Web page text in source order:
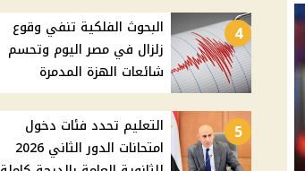
4
البحوث الفلكية تنفي وقوع
زلزال في مصر اليوم وتحسم
شائعات الهزة المدمرة
5
التعليم تحدد فئات دخول
امتحانات الدور الثاني 2026